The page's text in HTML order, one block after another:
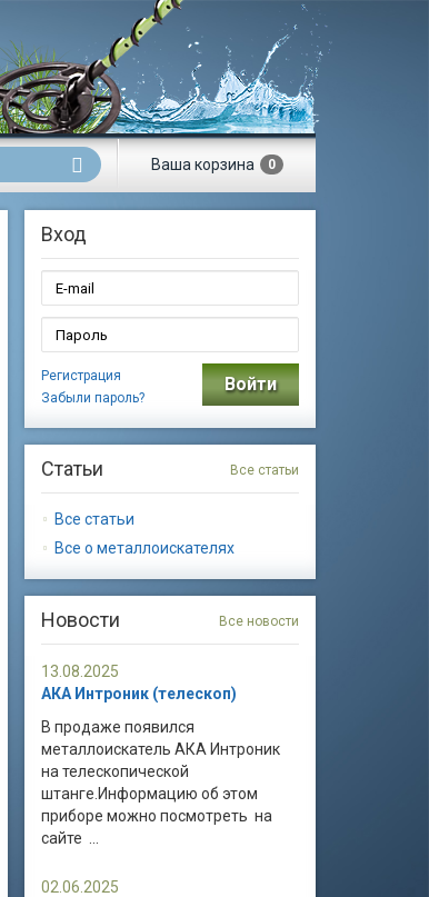
0
Ваша корзина
Вход
Войти
Регистрация
Забыли пароль?
Все статьи
Статьи
Все статьи
Все о металлоискателях
Все новости
Новости
13.08.2025
АКА Интроник (телескоп)
В продаже появился
металлоискатель АКА Интроник
на телескопической
штанге.Информацию об этом
приборе можно посмотреть на
сайте ...
02.06.2025